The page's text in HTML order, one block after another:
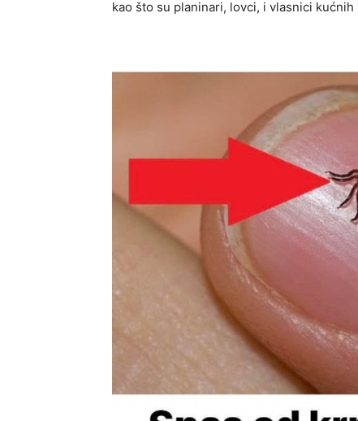
kao što su planinari, lovci, i vlasnici kućnih